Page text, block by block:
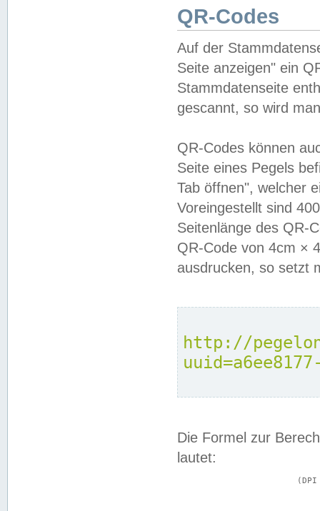
QR-Codes
Auf der
Seite anzeigen" ein
Stammdatenseite
gescannt, so wird
QR-Codes können
Seite eines Pegels
Tab öffnen", welcher
Voreingestellt sind
Seitenlänge des QR-
QR-Code von 4cm ×
ausdrucken, so setzt
http://
Die Formel zur
lautet: